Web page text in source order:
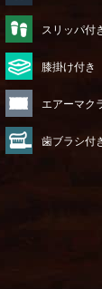
スリッパ付
膝掛け付き
エアーマク
歯ブラシ付